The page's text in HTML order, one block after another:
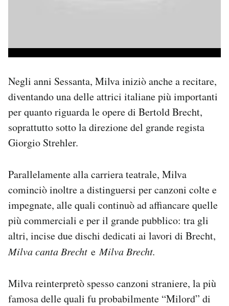
Negli anni Sessanta, Milva iniziò anche a recitare,
diventando una delle attrici italiane più importanti
per quanto riguarda le opere di Bertold Brecht,
soprattutto sotto la direzione del grande regista
Giorgio Strehler.
Parallelamente alla carriera teatrale, Milva
cominciò inoltre a distinguersi per canzoni colte e
impegnate, alle quali continuò ad affiancare quelle
più commerciali e per il grande pubblico: tra gli
altri, incise due dischi dedicati ai lavori di Brecht,
Milva canta Brecht eMilva Brecht.
Milva reinterpretò spesso canzoni straniere, la più
famosa delle quali fu probabilmente “Milord” di